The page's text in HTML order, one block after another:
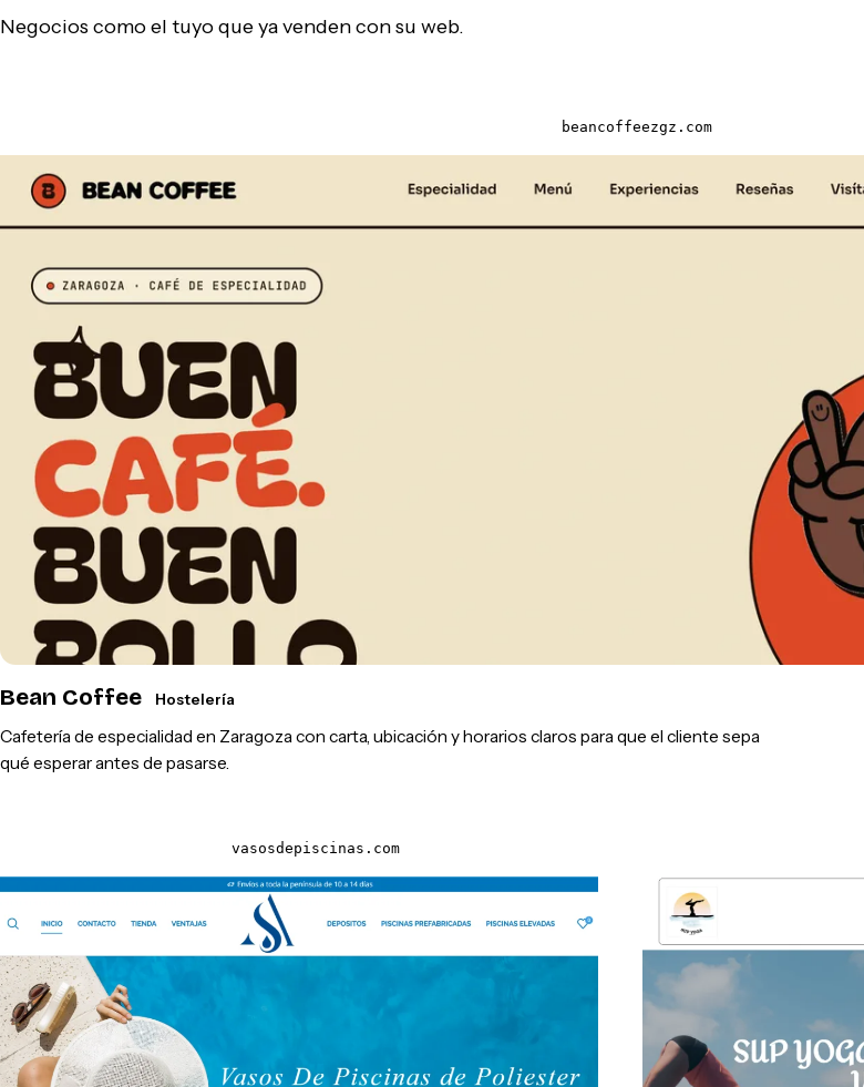
Negocios como el tuyo que ya venden con su web.
beancoffeezgz.com
Bean Coffee Hostelería
Cafetería de especialidad en Zaragoza con carta, ubicación y horarios claros para que el cliente sepa
qué esperar antes de pasarse.
vasosdepiscinas.com